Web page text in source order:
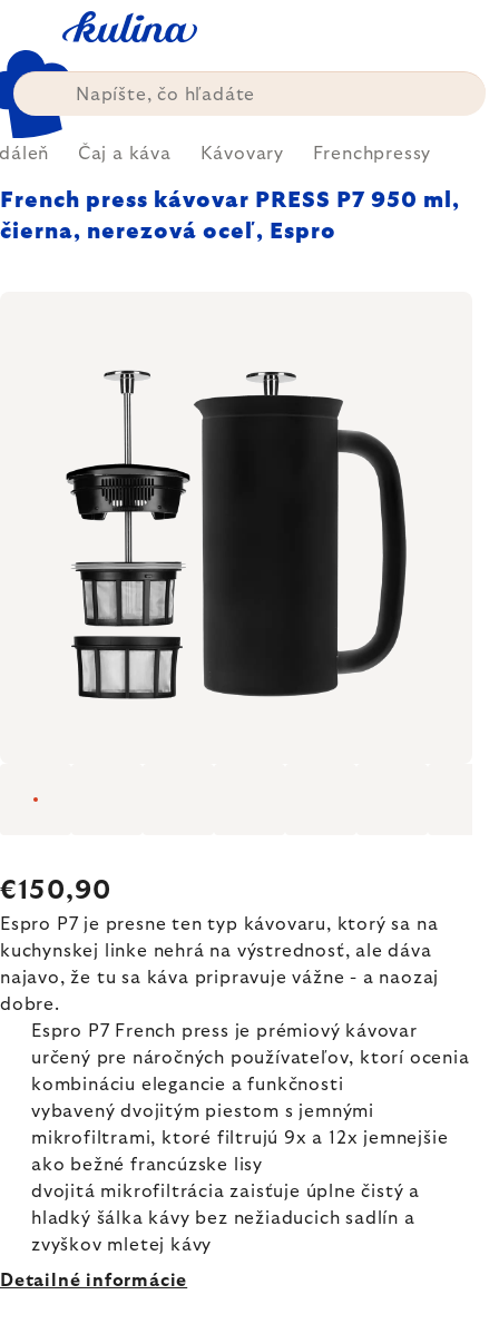
obsah
Čaj a káva Kávovary Frenchpressy
French press kávovar PRESS P7 950 ml,
čierna, nerezová oceľ, Espro
€150,90
Espro P7 je presne ten typ kávovaru, ktorý sa na
kuchynskej linke nehrá na výstrednosť, ale dáva
najavo, že tu sa káva pripravuje vážne - a naozaj
dobre.
Espro P7 French press je prémiový kávovar
určený pre náročných používateľov, ktorí ocenia
kombináciu elegancie a funkčnosti
vybavený dvojitým piestom s jemnými
mikrofiltrami, ktoré filtrujú 9x a 12x jemnejšie
ako bežné francúzske lisy
dvojitá mikrofiltrácia zaisťuje úplne čistý a
hladký šálka kávy bez nežiaducich sadlín a
zvyškov mletej kávy
Detailné informácie